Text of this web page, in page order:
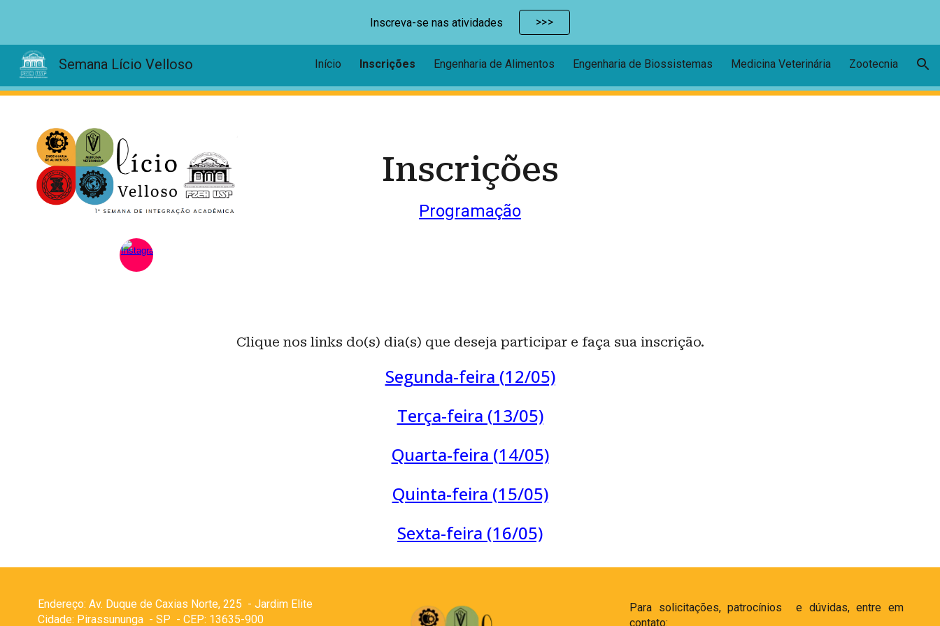
Skip to main content Skip to navigation
Inscreva-se nas atividades >>>
Semana Lício Velloso Início Inscrições Engenharia de Alimentos Engenharia de Biossistemas Medicina Veterinária Zootecnia
Inscrições
Programação
Clique nos links do(s) dia(s) que deseja participar e faça sua inscrição.
Segunda-feira (12/05)
Terça-feira (13/05)
Quarta-feira (14/05)
Quinta-feira (15/05)
Sexta-feira (16/05)
Endereço: Av. Duque de Caxias Norte, 225 - Jardim Elite
Cidade: Pirassununga - SP - CEP: 13635-900
Para solicitações, patrocínios e dúvidas, entre em
contato: